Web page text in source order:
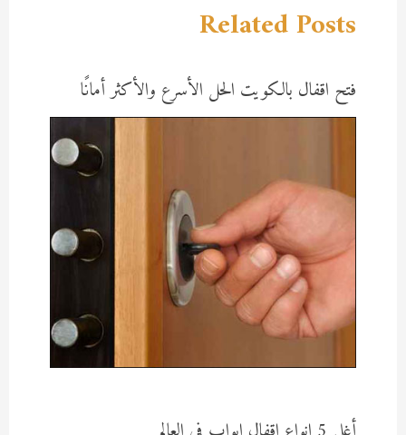
Related Posts
فتح اقفال بالكويت الحل الأسرع والأكثر أمانًا